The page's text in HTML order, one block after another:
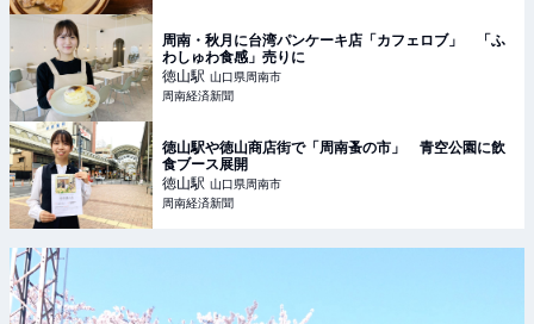
周南・秋月に台湾パンケーキ店「カフェロブ」 「ふ
わしゅわ食感」売りに
徳山駅 山口県周南市
周南経済新聞
徳山駅や徳山商店街で「周南蚤の市」 青空公園に飲
食ブース展開
徳山駅 山口県周南市
周南経済新聞